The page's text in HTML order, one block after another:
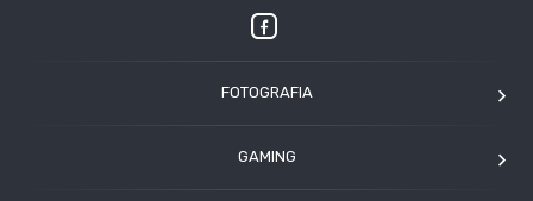
FOTOGRAFIA
GAMING